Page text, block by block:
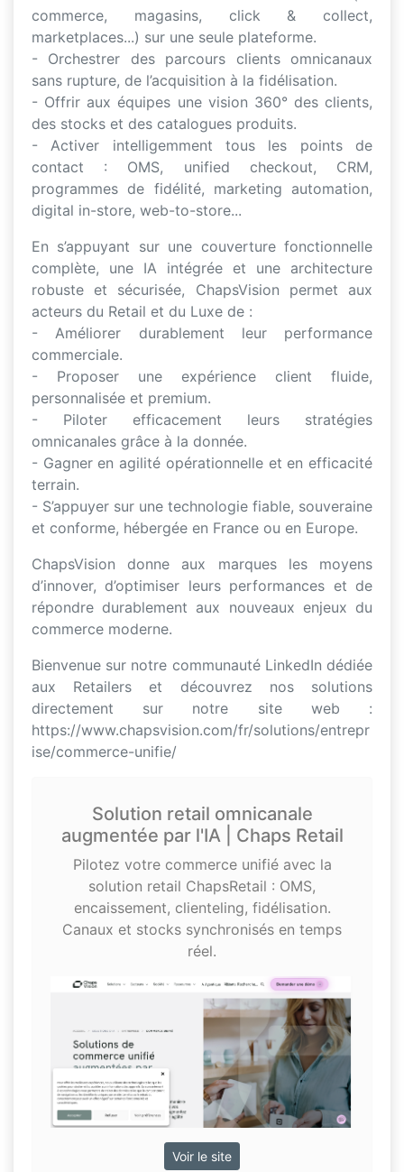
commerce, magasins, click & collect,
marketplaces...) sur une seule plateforme.
- Orchestrer des parcours clients omnicanaux
sans rupture, de l’acquisition à la fidélisation.
- Offrir aux équipes une vision 360° des clients,
des stocks et des catalogues produits.
- Activer intelligemment tous les points de
contact : OMS, unified checkout, CRM,
programmes de fidélité, marketing automation,
digital in-store, web-to-store...
En s’appuyant sur une couverture fonctionnelle
complète, une IA intégrée et une architecture
robuste et sécurisée, ChapsVision permet aux
acteurs du Retail et du Luxe de :
- Améliorer durablement leur performance
commerciale.
- Proposer une expérience client fluide,
personnalisée et premium.
- Piloter efficacement leurs stratégies
omnicanales grâce à la donnée.
- Gagner en agilité opérationnelle et en efficacité
terrain.
- S’appuyer sur une technologie fiable, souveraine
et conforme, hébergée en France ou en Europe.
ChapsVision donne aux marques les moyens
d’innover, d’optimiser leurs performances et de
répondre durablement aux nouveaux enjeux du
commerce moderne.
Bienvenue sur notre communauté LinkedIn dédiée
aux Retailers et découvrez nos solutions
directement sur notre site web :
https://www.chapsvision.com/fr/solutions/entrepr
ise/commerce-unifie/
Solution retail omnicanale
augmentée par l'IA | Chaps Retail
Pilotez votre commerce unifié avec la
solution retail ChapsRetail : OMS,
encaissement, clienteling, fidélisation.
Canaux et stocks synchronisés en temps
réel.
Voir le site